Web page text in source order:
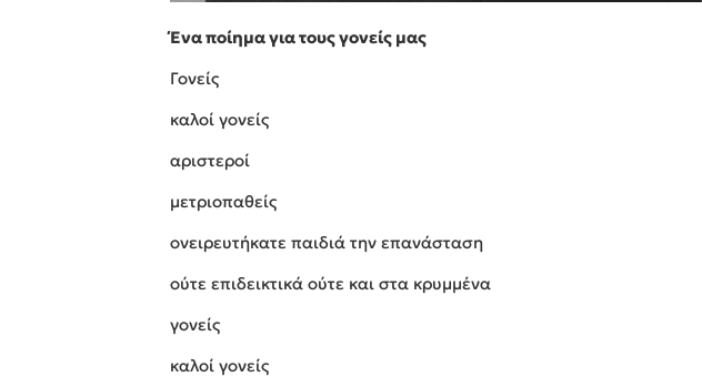
Ένα ποίημα για τους γονείς μας
Γονείς
καλοί γονείς
αριστεροί
μετριοπαθείς
ονειρευτήκατε παιδιά την επανάσταση
ούτε επιδεικτικά ούτε και στα κρυμμένα
γονείς
καλοί γονείς